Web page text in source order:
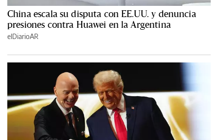
China escala su disputa con EE.UU. y denuncia
presiones contra Huawei en la Argentina
elDiarioAR